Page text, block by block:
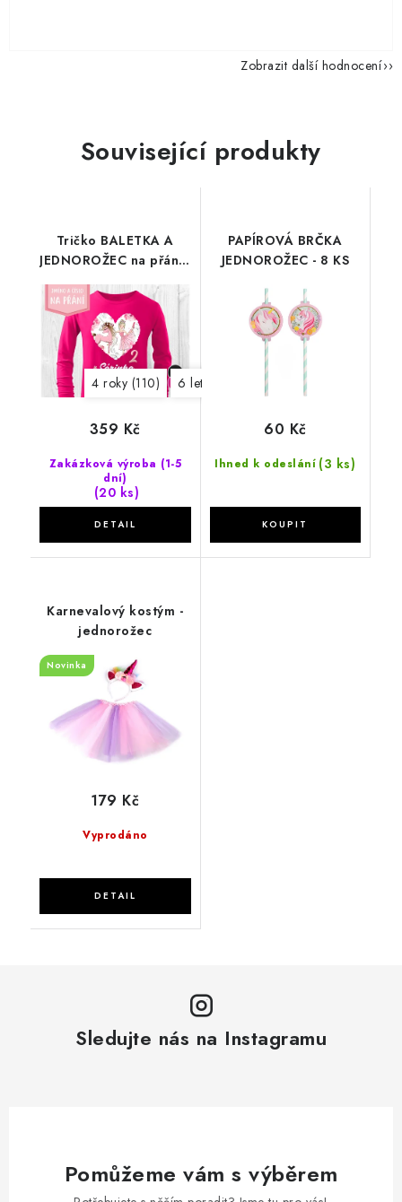
Zobrazit další hodnocení
Související produkty
Tričko BALETKA A
JEDNOROŽEC na přání -
dlouhý rukáv
4 roky (110) 6 let (122) 8 let (134)
Zakázková výroba (1-5
dní)
(20 ks)
359 Kč
PAPÍROVÁ BRČKA
JEDNOROŽEC - 8 KS
Ihned k odeslání (3 ks)
60 Kč
Karnevalový kostým -
jednorožec
Novinka
Vyprodáno
179 Kč
Sledujte nás na Instagramu
Pomůžeme vám s výběrem